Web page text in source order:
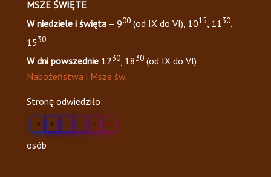
MSZE ŚWIĘTE
W niedziele i święta – 900 (od IX do VI), 1015 , 1130
1530
W dni powszednie 1230, 1830 (od IX do VI)
Nabożeństwa i Msze św.
Stronę odwiedziło:
0 8 4 1 4 6
osób